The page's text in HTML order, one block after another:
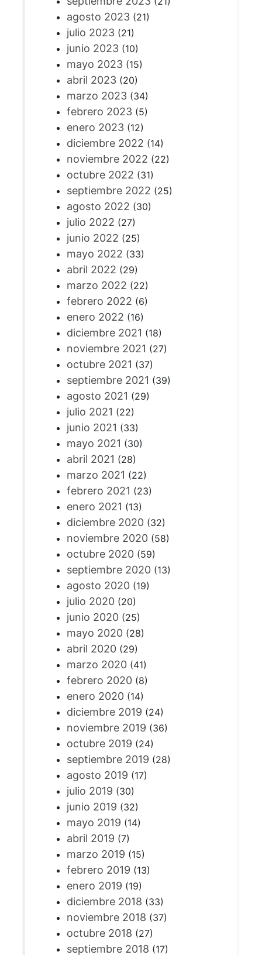
agosto 2023(21)
julio 2023(21)
junio 2023(10)
mayo 2023(15)
abril 2023(20)
marzo 2023(34)
febrero 2023(5)
enero 2023(12)
diciembre 2022 (14)
noviembre 2022 (22)
octubre 2022 (31)
septiembre 2022 (25)
agosto 2022 (30)
julio 2022 (27)
junio 2022 (25)
mayo 2022 (33)
abril 2022 (29)
marzo 2022 (22)
febrero 2022 (6)
enero 2022 (16)
diciembre 2021 (18)
noviembre 2021 (27)
octubre 2021 (37)
septiembre 2021 (39)
agosto 2021 (29)
julio 2021 (22)
junio 2021 (33)
mayo 2021 (30)
abril 2021 (28)
marzo 2021 (22)
febrero 2021 (23)
enero 2021 (13)
diciembre 2020(32)
noviembre 2020(58)
octubre 2020(59)
septiembre 2020(13)
agosto 2020(19)
julio 2020(20)
junio 2020(25)
mayo 2020(28)
abril 2020(29)
marzo 2020(41)
febrero 2020(8)
enero 2020(14)
diciembre 2019 (24)
noviembre 2019 (36)
octubre 2019 (24)
septiembre 2019 (28)
agosto 2019 (17)
julio 2019 (30)
junio 2019 (32)
mayo 2019 (14)
abril 2019 (7)
marzo 2019 (15)
febrero 2019 (13)
enero 2019 (19)
diciembre 2018 (33)
noviembre 2018 (37)
octubre 2018 (27)
septiembre 2018 (17)